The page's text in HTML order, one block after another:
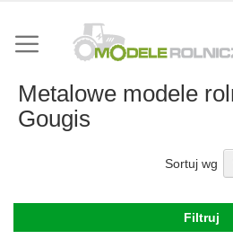
treści
Metalowe modele
Gougis
Sortuj wg
Filtruj